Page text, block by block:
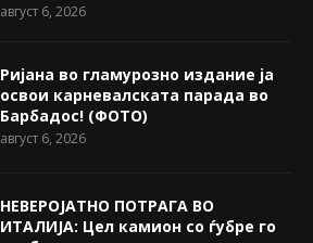
август 6, 2026
Ријана во гламурозно издание ја
освои карневалската парада во
Барбадос! (ФОТО)
август 6, 2026
НЕВЕРОЈАТНО ПОТРАГА ВО
ИТАЛИЈА: Цел камион со ѓубре го